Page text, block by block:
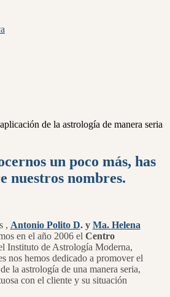
de la astrología de manera seria
un poco más, has
nuestros nombres.
, Antonio Polito D. y Ma. Helena
en el año 2006 el Centro
Instituto de Astrología Moderna,
nos hemos dedicado a promover el
la astrología de una manera seria,
con el cliente y su situación